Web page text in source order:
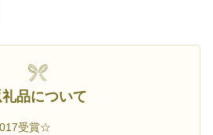
品について
受賞☆